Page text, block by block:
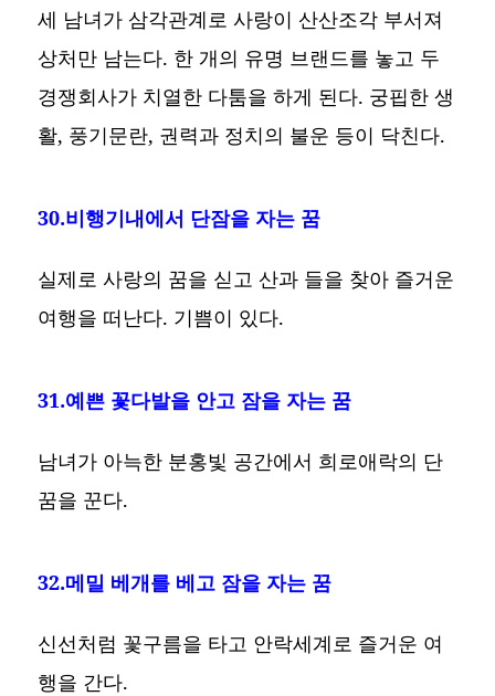
세 남녀가 삼각관계로 사랑이 산산조각 부서져
상처만 남는다. 한 개의 유명 브랜드를 놓고 두
경쟁회사가 치열한 다툼을 하게 된다. 궁핍한 생
활, 풍기문란, 권력과 정치의 불운 등이 닥친다.
30.비행기내에서 단잠을 자는 꿈
실제로 사랑의 꿈을 싣고 산과 들을 찾아 즐거운
여행을 떠난다. 기쁨이 있다.
31.예쁜 꽃다발을 안고 잠을 자는 꿈
남녀가 아늑한 분홍빛 공간에서 희로애락의 단
꿈을 꾼다.
32.메밀 베개를 베고 잠을 자는 꿈
신선처럼 꽃구름을 타고 안락세계로 즐거운 여
행을 간다.